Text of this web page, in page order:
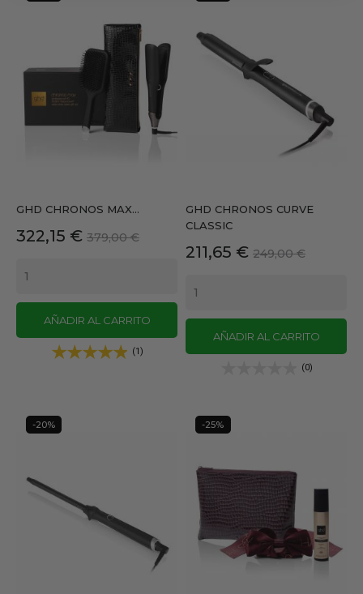
GHD CHRONOS MAX...
Precio
322,15 € Precio
379,00 €
AÑADIR AL CARRITO
(1)
GHD CHRONOS CURVE
CLASSIC
Precio
211,65 € Precio
249,00 €
AÑADIR AL CARRITO
(0)
-20% -25%